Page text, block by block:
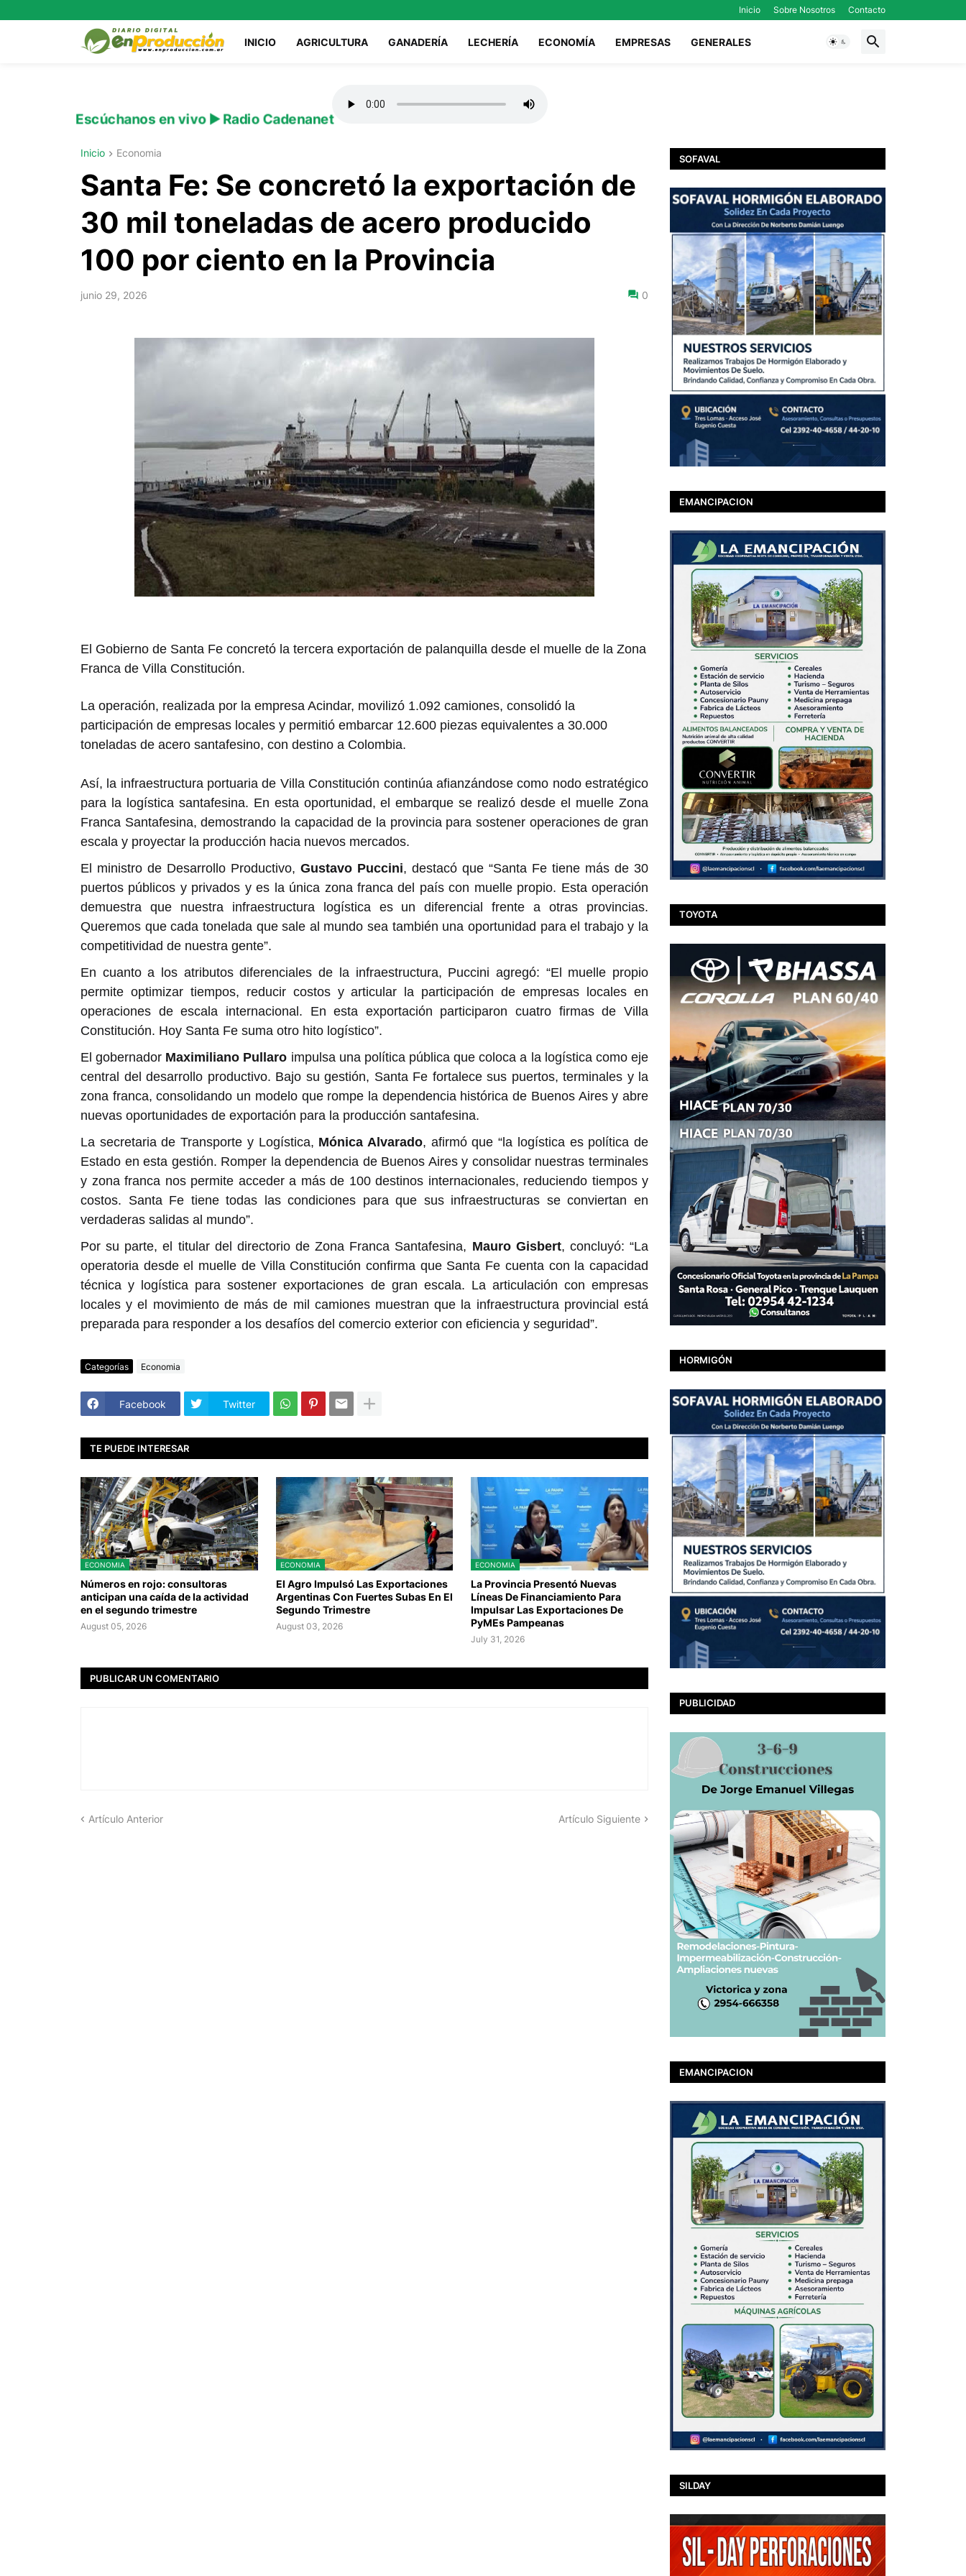
Inicio Sobre Nosotros Contacto
INICIO AGRICULTURA GANADERÍA LECHERÍA ECONOMÍA EMPRESAS GENERALES
Escúchanos en vivo ▶️ Radio Cadenanet
Inicio Economia
Santa Fe: Se concretó la exportación de
30 mil toneladas de acero producido
100 por ciento en la Provincia
junio 29, 2026 0
El Gobierno de Santa Fe concretó la tercera exportación de palanquilla desde el muelle de la Zona
Franca de Villa Constitución.
La operación, realizada por la empresa Acindar, movilizó 1.092 camiones, consolidó la
participación de empresas locales y permitió embarcar 12.600 piezas equivalentes a 30.000
toneladas de acero santafesino, con destino a Colombia.
Así, la infraestructura portuaria de Villa Constitución continúa afianzándose como nodo estratégico
para la logística santafesina. En esta oportunidad, el embarque se realizó desde el muelle Zona
Franca Santafesina, demostrando la capacidad de la provincia para sostener operaciones de gran
escala y proyectar la producción hacia nuevos mercados.
El ministro de Desarrollo Productivo, Gustavo Puccini, destacó que “Santa Fe tiene más de 30
puertos públicos y privados y es la única zona franca del país con muelle propio. Esta operación
demuestra que nuestra infraestructura logística es un diferencial frente a otras provincias.
Queremos que cada tonelada que sale al mundo sea también una oportunidad para el trabajo y la
competitividad de nuestra gente”.
En cuanto a los atributos diferenciales de la infraestructura, Puccini agregó: “El muelle propio
permite optimizar tiempos, reducir costos y articular la participación de empresas locales en
operaciones de escala internacional. En esta exportación participaron cuatro firmas de Villa
Constitución. Hoy Santa Fe suma otro hito logístico”.
El gobernador Maximiliano Pullaro impulsa una política pública que coloca a la logística como eje
central del desarrollo productivo. Bajo su gestión, Santa Fe fortalece sus puertos, terminales y la
zona franca, consolidando un modelo que rompe la dependencia histórica de Buenos Aires y abre
nuevas oportunidades de exportación para la producción santafesina.
La secretaria de Transporte y Logística, Mónica Alvarado, afirmó que “la logística es política de
Estado en esta gestión. Romper la dependencia de Buenos Aires y consolidar nuestras terminales
y zona franca nos permite acceder a más de 100 destinos internacionales, reduciendo tiempos y
costos. Santa Fe tiene todas las condiciones para que sus infraestructuras se conviertan en
verdaderas salidas al mundo”.
Por su parte, el titular del directorio de Zona Franca Santafesina, Mauro Gisbert, concluyó: “La
operatoria desde el muelle de Villa Constitución confirma que Santa Fe cuenta con la capacidad
técnica y logística para sostener exportaciones de gran escala. La articulación con empresas
locales y el movimiento de más de mil camiones muestran que la infraestructura provincial está
preparada para responder a los desafíos del comercio exterior con eficiencia y seguridad”.
Categorías Economia
Facebook Twitter
TE PUEDE INTERESAR
ECONOMIA
Números en rojo: consultoras
anticipan una caída de la actividad
en el segundo trimestre
August 05, 2026
ECONOMIA
El Agro Impulsó Las Exportaciones
Argentinas Con Fuertes Subas En El
Segundo Trimestre
August 03, 2026
ECONOMIA
La Provincia Presentó Nuevas
Líneas De Financiamiento Para
Impulsar Las Exportaciones De
PyMEs Pampeanas
July 31, 2026
PUBLICAR UN COMENTARIO
Artículo Anterior Artículo Siguiente
SOFAVAL
EMANCIPACION
TOYOTA
HORMIGÓN
PUBLICIDAD
EMANCIPACION
SILDAY